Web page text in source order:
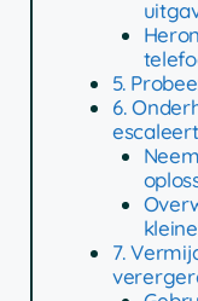
5.
6.
escaleert
7.